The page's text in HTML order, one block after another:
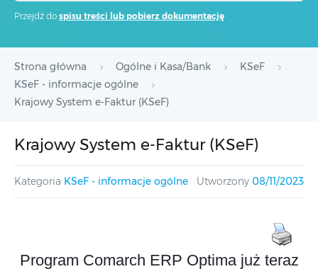
Przejdź do spisu treści lub pobierz dokumentację
Strona główna Ogólne i Kasa/Bank
KSeF
KSeF - informacje ogólne
Krajowy System e-Faktur (KSeF)
Krajowy System e-Faktur (KSeF)
Kategoria KSeF - informacje ogólne Utworzony 08/11/2023
Program Comarch ERP Optima już teraz